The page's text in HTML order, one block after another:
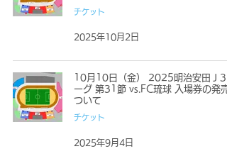
チケット
2025年10月2日
10月10日（金） 2025明治安田Ｊ3
ーグ 第31節 vs.FC琉球 入場券の発売
ついて
チケット
2025年9月4日